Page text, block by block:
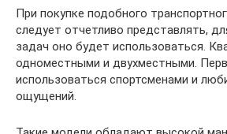
При покупке подобного
следует отчетливо представлять,
задач оно будет использоваться.
одноместными и двухместными.
использоваться спортсменами и
ощущений.